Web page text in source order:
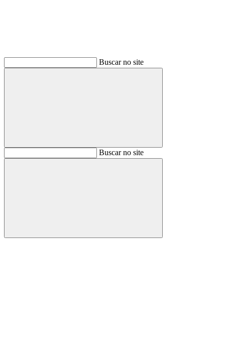
Buscar no site
BuscarBuscar no site
Buscar